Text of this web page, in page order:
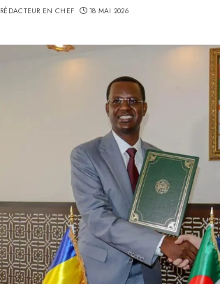
RÉDACTEUR EN CHEF 18 MAI 2026